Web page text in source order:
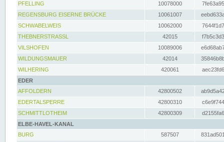
PFELLING
10078000
REGENSBURG EISERNE BRÜCKE
10061007
SCHWABELWEIS
10062000
THEBNERSTRASSL
42015
VILSHOFEN
10089006
WILDUNGSMAUER
42014
WILHERING
420061
EDER
AFFOLDERN
42800502
EDERTALSPERRE
42800310
SCHMITTLOTHEIM
42800309
ELBE-HAVEL-KANAL
BURG
587507